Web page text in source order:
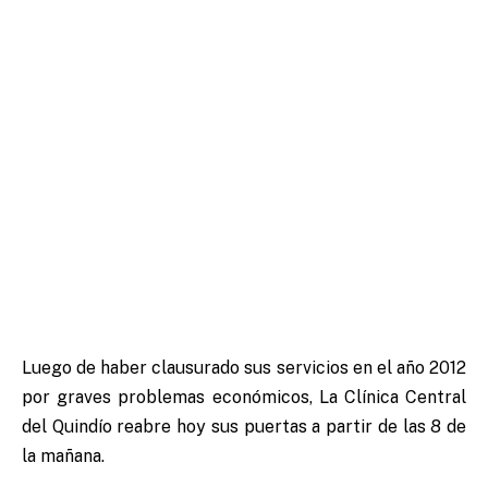
Luego de haber clausurado sus servicios en el año 2012
por graves problemas económicos, La Clínica Central
del Quindío reabre hoy sus puertas a partir de las 8 de
la mañana.